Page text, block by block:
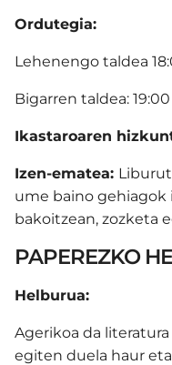
Ordutegia:
Lehenengo taldea
Bigarren taldea:
Ikastaroaren
Izen-ematea:
ume baino
bakoitzean, zozketa
PAPEREZKO
Helburua:
Agerikoa da
egiten duela haur